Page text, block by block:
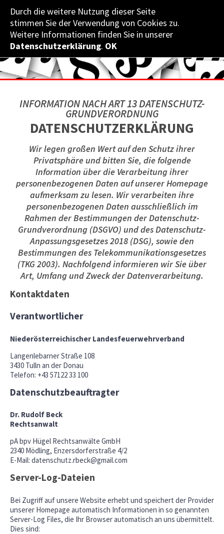
Durch die weitere Nutzung dieser Seite
stimmen Sie der Verwendung von Cookies zu.
Weitere Informationen finden Sie in unserer
Datenschutzerklärung. OK
INFORMATION NACH ART 13 DATENSCHUTZ-
GRUNDVERORDNUNG
DATENSCHUTZERKLÄRUNG
Wir legen großen Wert auf den Schutz ihrer
Privatsphäre und bitten Sie, die folgende
Information über die Verarbeitung ihrer
personenbezogenen Daten auf unserer Homepage
aufmerksam zu lesen. Wir verarbeiten ihre
personenbezogenen Daten ausschließlich im
Rahmen der Bestimmungen der Datenschutz-
Grundverordnung (DSGVO) und des Datenschutz-
Anpassungsgesetzes 2018 (DSG), sowie den
Bestimmungen des Telekommunikationsgesetzes
(TKG 2003). Nachfolgend informieren wir Sie über
Art, Umfang und Zweck der Datenverarbeitung.
Kontaktdaten
Verantwortlicher
Niederösterreichischer Landesfeuerwehrverband
Langenlebarner Straße 108
3430 Tulln an der Donau
Telefon: +43 57122 33 100
Datenschutzbeauftragter
Dr. Rudolf Beck
Rechtsanwalt
pA bpv Hügel Rechtsanwälte GmbH
2340 Mödling, Enzersdorferstraße 4/2
E-Mail: datenschutz.rbeck@gmail.com
Server-Log-Dateien
Bei Zugriff auf unsere Website erhebt und speichert der Provider
unserer Homepage automatisch Informationen in so genannten
Server-Log Files, die Ihr Browser automatisch an uns übermittelt.
Dies sind:
NÖ­ LANDES­FEUERWEHR­VERBAND